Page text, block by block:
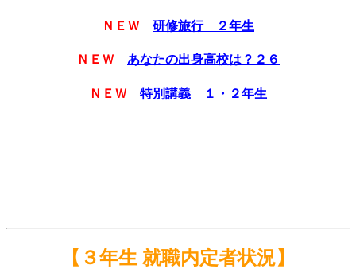
ＮＥＷ 研修旅行 ２年生
ＮＥＷ あなたの出身高校は？２６
ＮＥＷ 特別講義 １・２年生
【３年生 就職内定者状況】